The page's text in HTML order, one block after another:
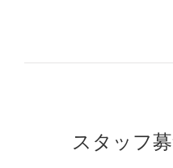
スタッフ